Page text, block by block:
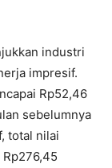
industri
impresif.
Rp52,46
sebelumnya
total nilai